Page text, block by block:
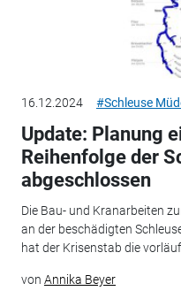
16.12.2024 #Schleuse
Update: Planung
Reihenfolge der
abgeschlossen
Die Bau- und Kranarbeiten
an der beschädigten
hat der Krisenstab die
von Annika Beyer